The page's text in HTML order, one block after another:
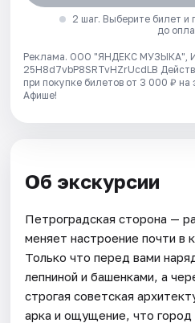
2 шаг. Выберите билет и
до
Реклама. ООО "ЯНДЕКС МУЗЫКА",
25H8d7vbP8SRTvHZrUcdLB
при покупке билетов от 3 000 ₽
Афише!
Об экскурсии
Петроградская сторона —
меняет настроение почти в
Только что перед вами
лепниной и башенками, а
строгая советская
арка и ощущение, что город